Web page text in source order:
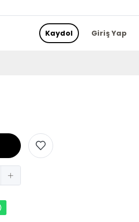
Giriş Yap
Kaydol